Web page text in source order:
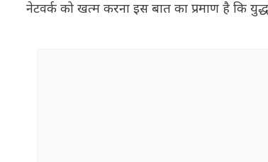
नेटवर्क को खत्म करना इस बात का प्रमाण है कि